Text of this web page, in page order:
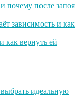
почему после запоя
зависимость и как
как вернуть ей
идеальную